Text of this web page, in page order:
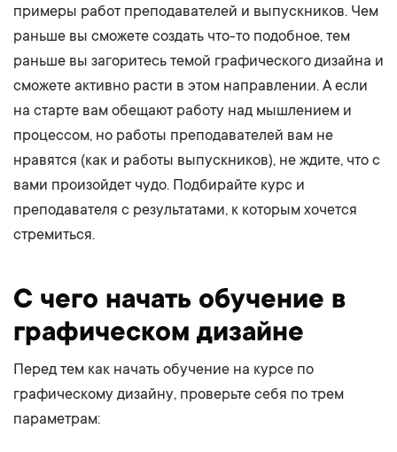
примеры работ преподавателей и выпускников. Чем
раньше вы сможете создать что-то подобное, тем
раньше вы загоритесь темой графического дизайна и
сможете активно расти в этом направлении. А если
на старте вам обещают работу над мышлением и
процессом, но работы преподавателей вам не
нравятся (как и работы выпускников), не ждите, что с
вами произойдет чудо. Подбирайте курс и
преподавателя с результатами, к которым хочется
стремиться.
С чего начать обучение в
графическом дизайне
Перед тем как начать обучение на курсе по
графическому дизайну, проверьте себя по трем
параметрам: